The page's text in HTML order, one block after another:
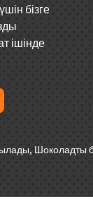
бізге
ішінде
, Шоколадты